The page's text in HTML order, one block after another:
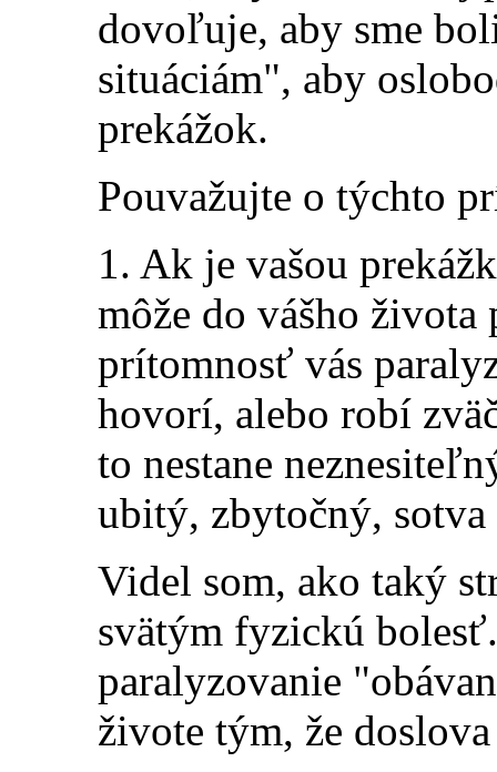
dovoľuje, aby sme
situáciám", aby
prekážok.
Pouvažujte o týchto
1. Ak je vašou
môže do vášho
prítomnosť vás
hovorí, alebo robí
to nestane
ubitý, zbytočný,
Videl som, ako taký
svätým fyzickú
paralyzovanie
živote tým, že